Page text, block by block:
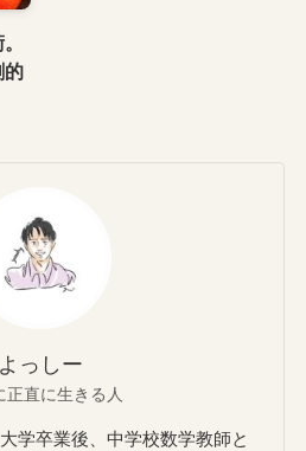
的
よっしー
正直に生きる人
学卒業後、中学校数学教師と